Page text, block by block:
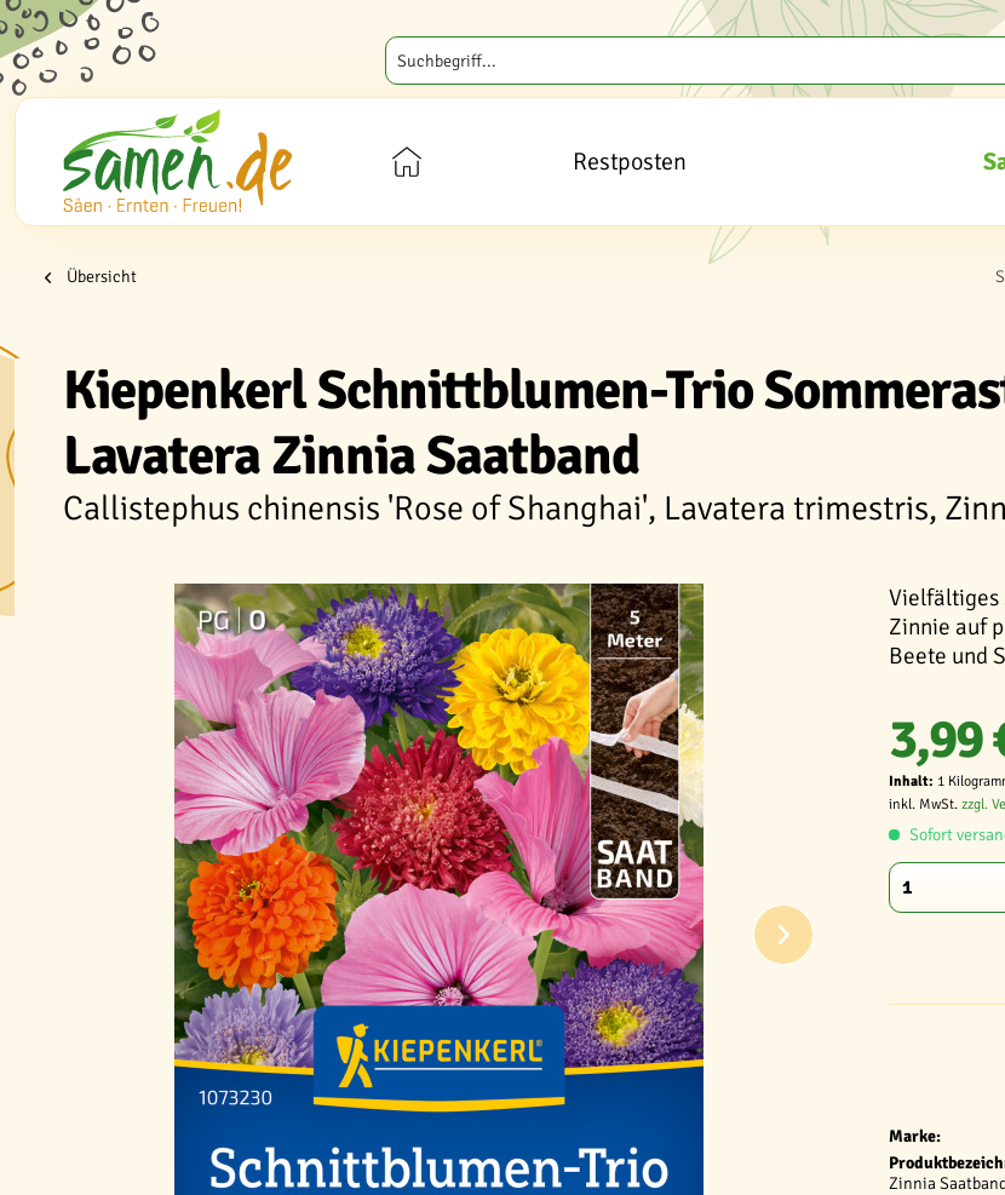
Restposten
Übersicht
Kiepenkerl Schnittblumen-Trio
Lavatera Zinnia Saatband
Callistephus chinensis 'Rose of Shanghai', Lavatera trimestris,
Vielfältiges
Zinnie auf
Beete und
Marke:
Zinnia
3,99
Inhalt: 1
inkl. MwSt. zzgl.
Sofort